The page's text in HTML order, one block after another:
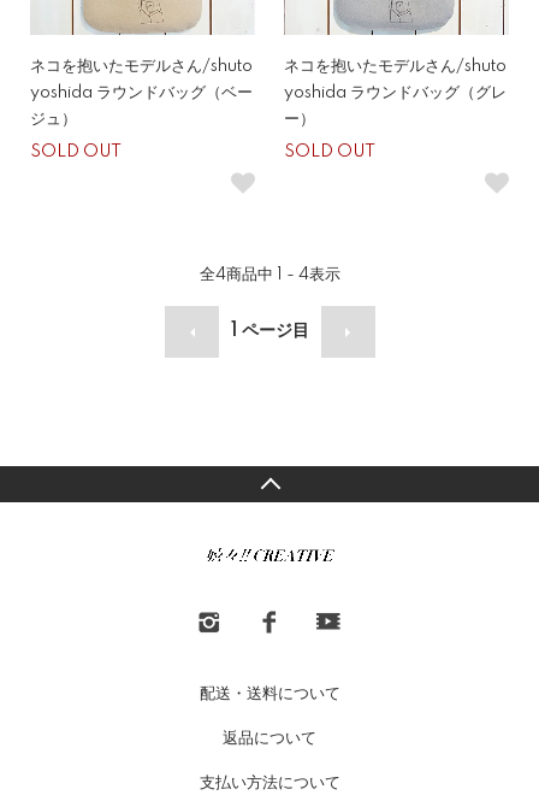
ネコを抱いたモデルさん/shuto
yoshida ラウンドバッグ（ベー
ジュ）
SOLD OUT
ネコを抱いたモデルさん/shuto
yoshida ラウンドバッグ（グレ
ー）
SOLD OUT
全4商品中 1 - 4表示
ページ目
配送・送料について
返品について
支払い方法について